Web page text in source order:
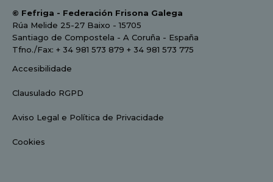
© Fefriga - Federación Frisona Galega
Rúa Melide 25-27 Baixo - 15705
Santiago de Compostela - A Coruña - España
Tfno./Fax: + 34 981 573 879 + 34 981 573 775
Accesibilidade
Clausulado RGPD
Aviso Legal e Política de Privacidade
Cookies